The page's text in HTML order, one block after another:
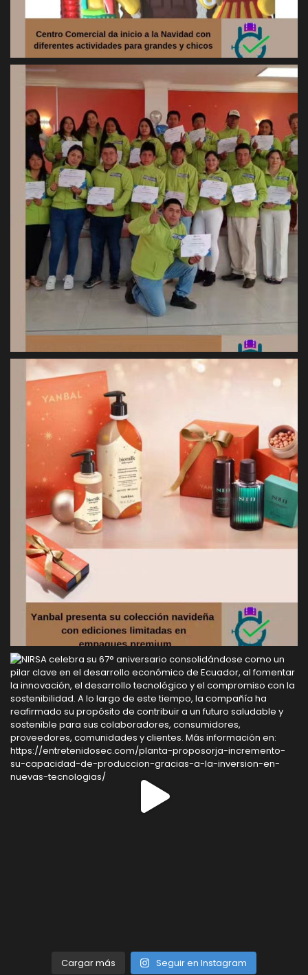
Cargar más Seguir en Instagram